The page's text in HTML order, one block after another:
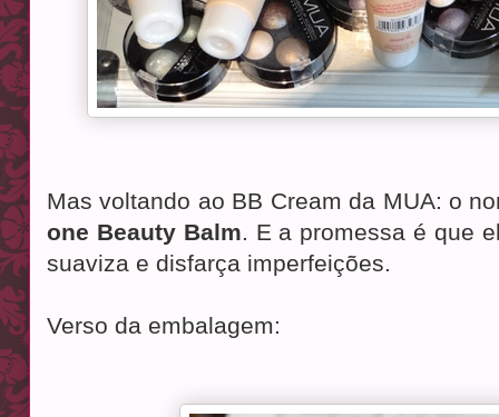
Mas voltando ao BB Cream da MUA: o
one Beauty Balm . E a promessa é que
suaviza e disfarça imperfeições.
Verso da embalagem: